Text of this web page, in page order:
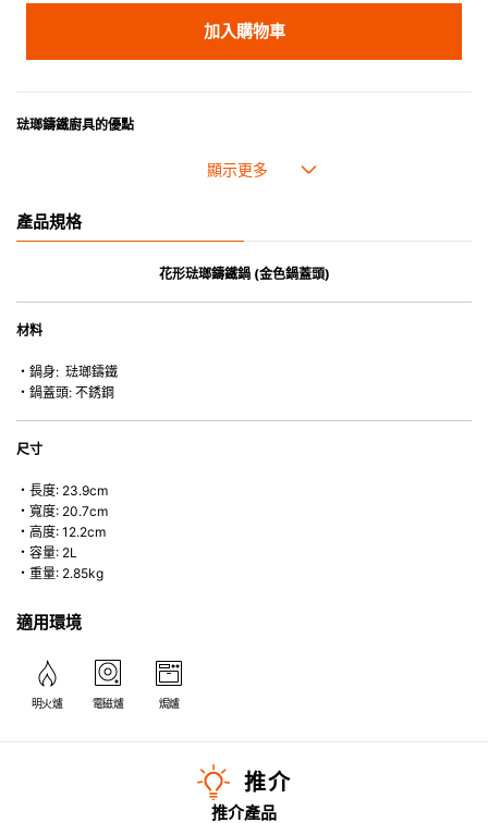
加入購物車
琺瑯鑄鐵廚具的優點
• 琺瑯鑄鐵傳熱性均勻，不會產生過熱點。
• 重身的鍋蓋能有助防止蒸氣溜走,易於 保持食物的原汁原味。
• 琺瑯抗酸鹼，不會殘留氣味，安全衛生。
產品規格
花形琺瑯鑄鐵鍋 (金色鍋蓋頭)
材料
・鍋身: 琺瑯鑄鐵
・鍋蓋頭: 不銹鋼
尺寸
・長度: 23.9cm
・寬度: 20.7cm
・高度: 12.2cm
・容量: 2L
・重量: 2.85kg
適用環境
明火爐 電磁爐 焗爐
推介
推介產品